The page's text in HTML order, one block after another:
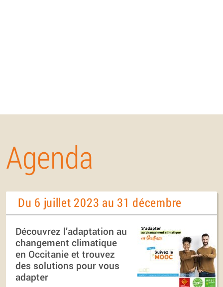
Agenda
Du 6 juillet 2023 au 31 décembre
Découvrez l’adaptation au
changement climatique
en Occitanie et trouvez
des solutions pour vous
adapter